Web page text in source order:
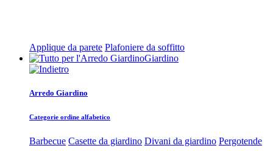
Applique da parete Plafoniere da soffitto
Giardino
Arredo Giardino
Categorie ordine alfabetico
Barbecue Casette da giardino Divani da giardino Pergotende